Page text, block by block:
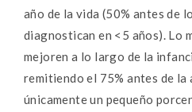
año de la vida (50% antes de
diagnostican en <5 años). Lo
mejoren a lo largo de la
remitiendo el 75% antes de la
únicamente un pequeño